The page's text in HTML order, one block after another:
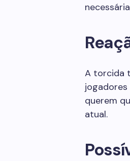
A torcida
jogadores
querem
atual.